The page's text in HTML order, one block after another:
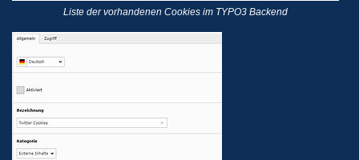
Liste der vorhandenen Cookies im TYPO3 Backend